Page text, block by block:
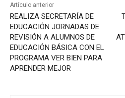
Artículo anterior
REALIZA SECRETARÍA DE
EDUCACIÓN JORNADAS DE
REVISIÓN A ALUMNOS DE
EDUCACIÓN BÁSICA CON EL
PROGRAMA VER BIEN PARA
APRENDER MEJOR